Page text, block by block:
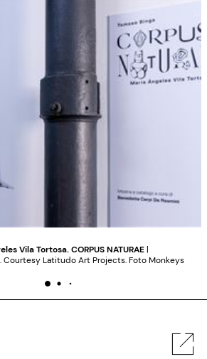
Vila Tortosa. CORPUS NATURAE|
Courtesy Latitudo Art Projects. Foto Monkeys